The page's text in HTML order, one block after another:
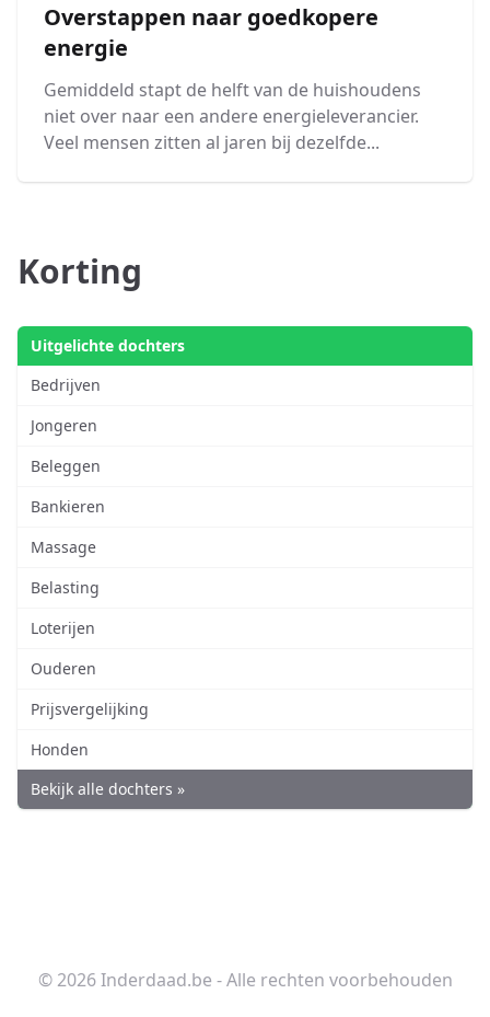
Overstappen naar goedkopere
energie
Gemiddeld stapt de helft van de huishoudens
niet over naar een andere energieleverancier.
Veel mensen zitten al jaren bij dezelfde...
Korting
Uitgelichte dochters
Bedrijven
Jongeren
Beleggen
Bankieren
Massage
Belasting
Loterijen
Ouderen
Prijsvergelijking
Honden
Bekijk alle dochters »
© 2026 Inderdaad.be - Alle rechten voorbehouden